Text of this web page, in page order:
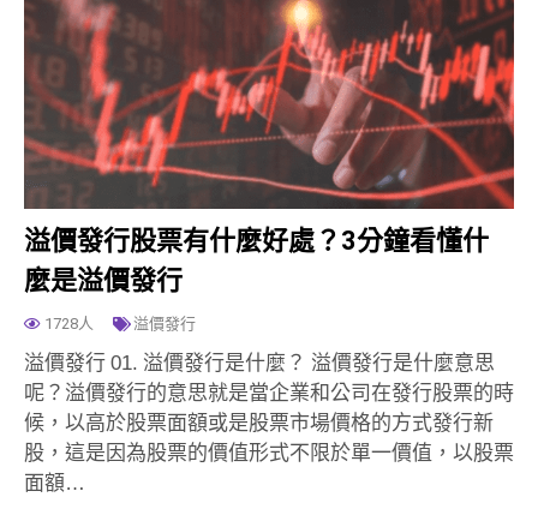
溢價發行股票有什麼好處？3分鐘看懂什
麼是溢價發行
1728人 溢價發行
溢價發行 01. 溢價發行是什麼？ 溢價發行是什麼意思
呢？溢價發行的意思就是當企業和公司在發行股票的時
候，以高於股票面額或是股票市場價格的方式發行新
股，這是因為股票的價值形式不限於單一價值，以股票
面額…